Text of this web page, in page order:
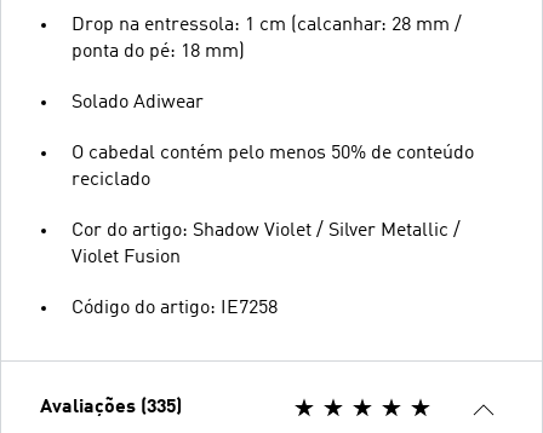
Drop na entressola: 1 cm (calcanhar: 28 mm /
ponta do pé: 18 mm)
Solado Adiwear
O cabedal contém pelo menos 50% de conteúdo
reciclado
Cor do artigo: Shadow Violet / Silver Metallic /
Violet Fusion
Código do artigo: IE7258
Avaliações (335)